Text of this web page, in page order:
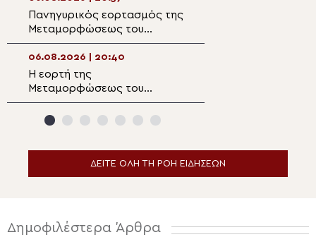
Σωτήρος Μαλλών
Ιεράπετρας
Πανηγυρικός εορτασμός της
Μεταμορφώσεως του
Σωτήρος στην
Αλεξανδρούπολη
06.08.2026 | 20:40
Η εορτή της
Μεταμορφώσεως του
Σωτήρος στα Λευκάκια
Ναυπλίου
ΔΕΙΤΕ ΟΛΗ ΤΗ ΡΟΗ ΕΙΔΗΣΕΩΝ
Δημοφιλέστερα Άρθρα